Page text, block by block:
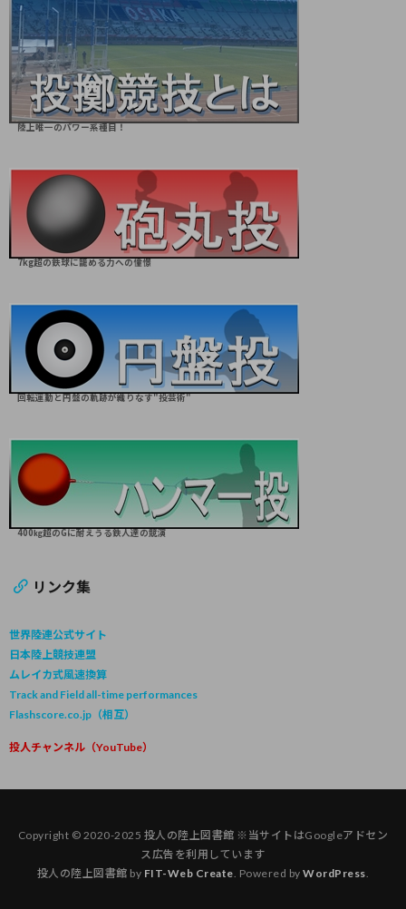
陸上唯一のパワー系種目！
7kg超の鉄球に籠める力への憧憬
回転運動と円盤の軌跡が織りなす"投芸術"
400㎏超のGに耐えうる鉄人達の競演
リンク集
世界陸連公式サイト
日本陸上競技連盟
ムレイカ式風速換算
Track and Field all-time performances
Flashscore.co.jp（相互）
投人チャンネル（YouTube）
Copyright © 2020-2025 投人の陸上図書館 ※当サイトはGoogleアドセン
ス広告を利用しています
投人の陸上図書館 by FIT-Web Create . Powered byWordPress